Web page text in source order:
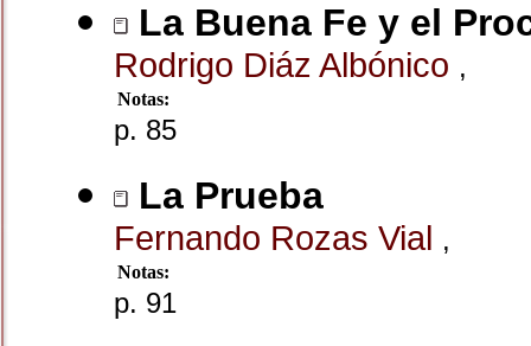
La Buena Fe y el
Rodrigo Diáz Albónico ,
Notas:
p. 85
La Prueba
Fernando Rozas Vial ,
Notas:
p. 91